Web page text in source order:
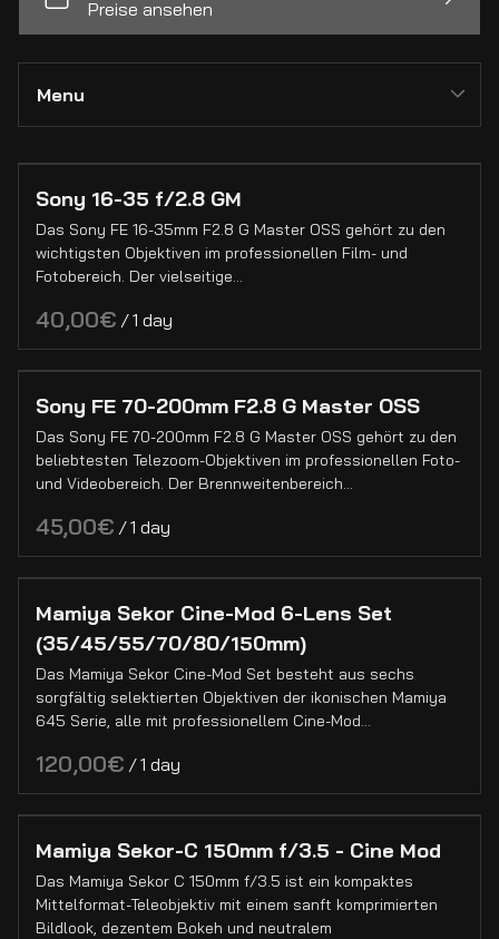
Menu
Kameras
Cinema Kameras
Foto Kameras
Drohnen
Kamera Zubehör
Akkus
Filter & Matteboxen
Objektive
Full Frame Objektive
PL-Mount Objektive
EF-Mount Objektive
EF-Mount Objektive
Super 16 Objektive
Mittelformat Objektive
Objektiv Adapter
Lichtequipment
Halogen Lichter
Licht Former
Licht Grip
Sony 16-35 f/2.8 GM
Das Sony FE 16-35mm F2.8 G Master OSS gehört zu den
wichtigsten Objektiven im professionellen Film- und
Fotobereich. Der vielseitige…
/
Sony FE 70-200mm F2.8 G Master OSS
Das Sony FE 70-200mm F2.8 G Master OSS gehört zu den
beliebtesten Telezoom-Objektiven im professionellen Foto-
und Videobereich. Der Brennweitenbereich…
/
Mamiya Sekor Cine-Mod 6-Lens Set
(35/45/55/70/80/150mm)
Das Mamiya Sekor Cine-Mod Set besteht aus sechs
sorgfältig selektierten Objektiven der ikonischen Mamiya
645 Serie, alle mit professionellem Cine-Mod…
/
Mamiya Sekor-C 150mm f/3.5 - Cine Mod
Das Mamiya Sekor C 150mm f/3.5 ist ein kompaktes
Mittelformat-Teleobjektiv mit einem sanft komprimierten
Bildlook, dezentem Bokeh und neutralem